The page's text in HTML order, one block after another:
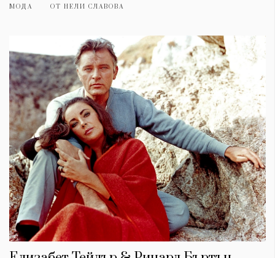
МОДА ОТ НЕЛИ СЛАВОВА